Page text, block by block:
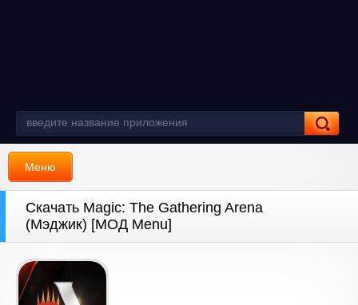
Меню
Скачать Magic: The Gathering Arena
(Мэджик) [МОД Menu]